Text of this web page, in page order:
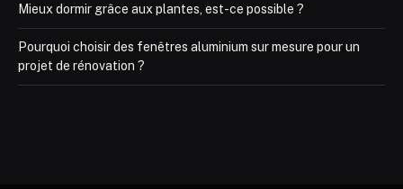
Mieux dormir grâce aux plantes, est-ce possible ?
Pourquoi choisir des fenêtres aluminium sur mesure pour un
projet de rénovation ?